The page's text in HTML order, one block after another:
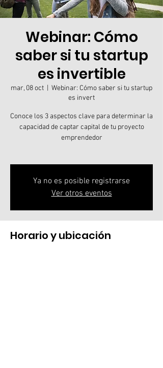
Webinar: Cómo
saber si tu startup
es invertible
mar, 08 oct
Webinar: Cómo saber si tu startup
es invert
Conoce los 3 aspectos clave para determinar la
capacidad de captar capital de tu proyecto
emprendedor
Ya no es posible registrarse
Ver otros eventos
Horario y ubicación